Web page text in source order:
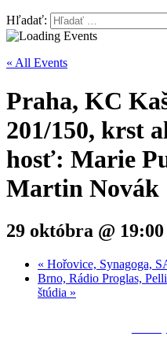
Hľadať:
« All Events
Praha, KC
201/150, krst
hosť: Marie
Martin Novák
29 októbra @ 19:00
« Hořovice, Synagoga,
Brno, Rádio Proglas,
štúdia »